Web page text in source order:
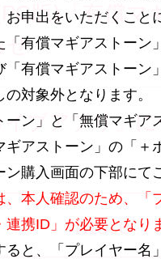
版)「有償
せ
イブアプリ」
ギアストーン
more
お申出をいただくこと
「有償マギアストーン
「有償マギアストーン
対象外となります。
ーン」と「無償マギア
ギアストーン」の「＋
ン購入画面の下部にて
、本人確認のため、「
連携ID」が必要となり
ると、「プレイヤー名